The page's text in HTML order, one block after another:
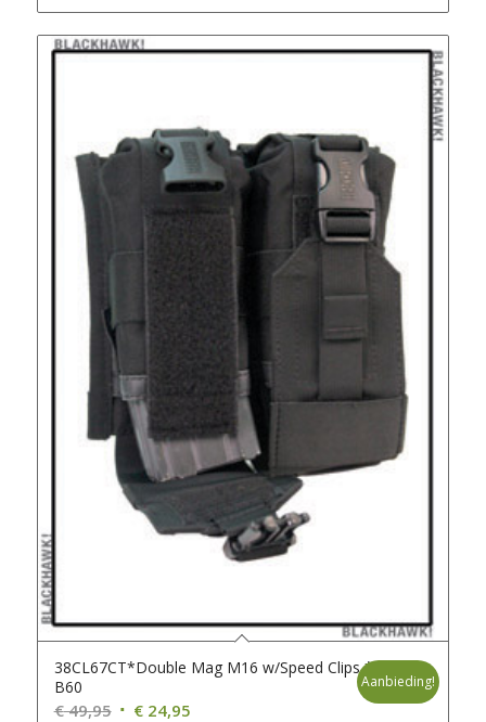
€ 32,50. € 16,50.
38CL67CT*Double Mag M16 w/Speed Clips *
B60
€49,95 Oorspronkelijke
€24,95Huidige
Aanbieding!